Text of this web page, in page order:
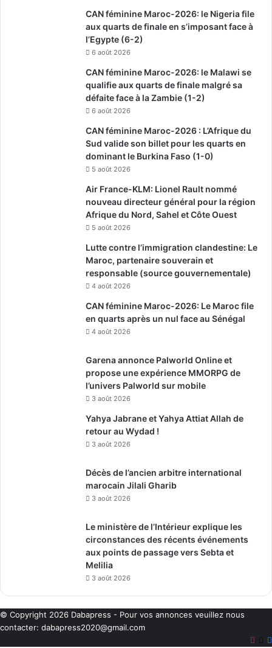
CAN féminine Maroc-2026: le Nigeria file
aux quarts de finale en s’imposant face à
l’Egypte (6-2)
6 août 2026
CAN féminine Maroc-2026: le Malawi se
qualifie aux quarts de finale malgré sa
défaite face à la Zambie (1-2)
6 août 2026
CAN féminine Maroc-2026 : L’Afrique du
Sud valide son billet pour les quarts en
dominant le Burkina Faso (1-0)
5 août 2026
Air France-KLM: Lionel Rault nommé
nouveau directeur général pour la région
Afrique du Nord, Sahel et Côte Ouest
5 août 2026
Lutte contre l’immigration clandestine: Le
Maroc, partenaire souverain et
responsable (source gouvernementale)
4 août 2026
CAN féminine Maroc-2026: Le Maroc file
en quarts après un nul face au Sénégal
4 août 2026
Garena annonce Palworld Online et
propose une expérience MMORPG de
l’univers Palworld sur mobile
3 août 2026
Yahya Jabrane et Yahya Attiat Allah de
retour au Wydad !
3 août 2026
Décès de l’ancien arbitre international
marocain Jilali Gharib
3 août 2026
Le ministère de l’Intérieur explique les
circonstances des récents événements
aux points de passage vers Sebta et
Melilia
3 août 2026
© Copyright 2026 Dabapress - Pour vos annonces veuillez nous
contacter: dabapress2020@gmail.com